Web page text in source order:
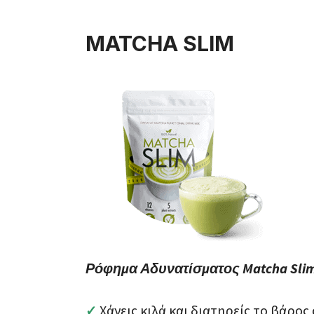
MATCHA SLIM
Ρόφημα Αδυνατίσματος Matcha
✓ Χάνεις κιλά και διατηρείς το